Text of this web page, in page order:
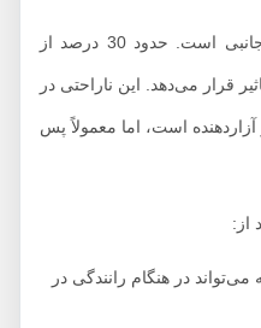
خشکی چشم شایع ترین عارضه جانبی است. حدود 30 درصد از
می‌دهد. این ناراحتی در
است، اما معمولاً پس
در هنگام رانندگی در